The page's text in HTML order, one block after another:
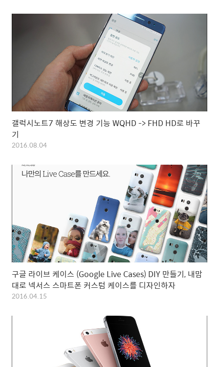
갤럭시노트7 해상도 변경 기능 WQHD -> FHD HD로 바꾸
기
2016.08.04
구글 라이브 케이스 (Google Live Cases) DIY 만들기, 내맘
대로 넥서스 스마트폰 커스텀 케이스를 디자인하자
2016.04.15